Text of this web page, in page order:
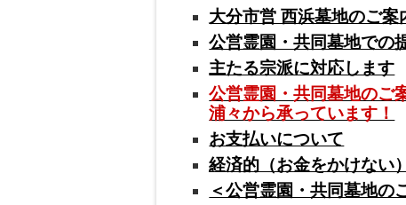
大分市営 西浜墓地のご案
公営霊園・共同墓地での
主たる宗派に対応します
公営霊園・共同墓地のご
浦々から承っています！
お支払いについて
経済的（お金をかけない
＜公営霊園・共同墓地の